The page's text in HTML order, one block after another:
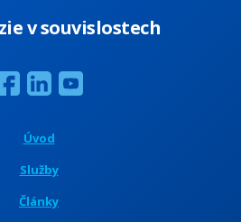
v souvislostech
Úvod
Služby
Články